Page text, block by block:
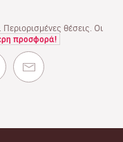
θέσεις. Οι
προσφορά!